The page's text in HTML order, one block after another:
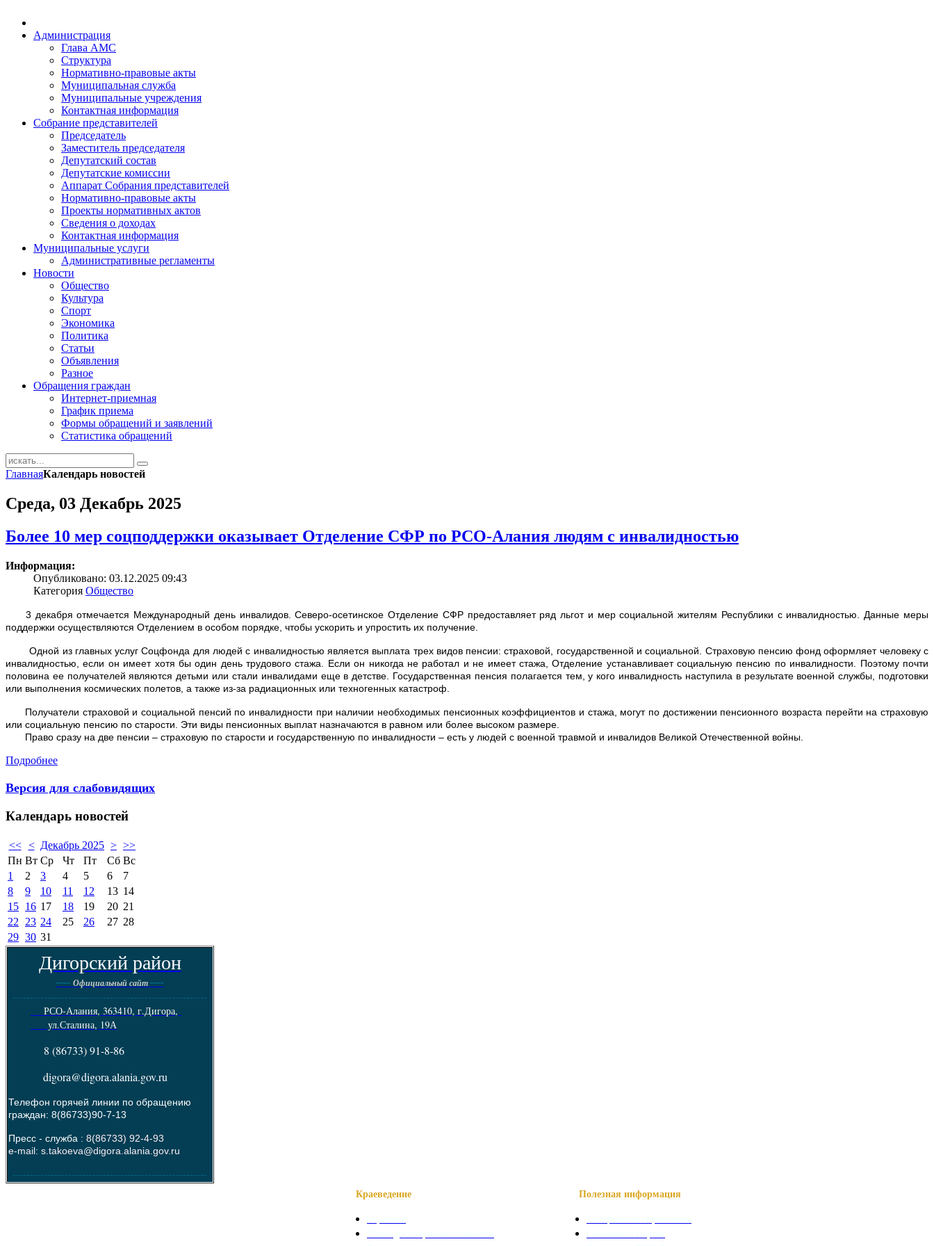
Администрация
Глава АМС
Структура
Нормативно-правовые акты
Муниципальная служба
Муниципальные учреждения
Контактная информация
Собрание представителей
Председатель
Заместитель председателя
Депутатский состав
Депутатские комиссии
Аппарат Собрания представителей
Нормативно-правовые акты
Проекты нормативных актов
Сведения о доходах
Контактная информация
Муниципальные услуги
Административные регламенты
Новости
Общество
Культура
Спорт
Экономика
Политика
Статьи
Объявления
Разное
Обращения граждан
Интернет-приемная
График приема
Формы обращений и заявлений
Статистика обращений
ГлавнаяКалендарь новостей
Среда, 03 Декабрь 2025
Более 10 мер соцподдержки оказывает Отделение СФР по РСО-Алания людям с инвалидностью
Информация:
Опубликовано: 03.12.2025 09:43
Категория Общество
3 декабря отмечается Международный день инвалидов. Северо-осетинское Отделение СФР предоставляет ряд льгот и мер социальной жителям Республики с инвалидностью. Данные меры
поддержки осуществляются Отделением в особом порядке, чтобы ускорить и упростить их получение.
Одной из главных услуг Соцфонда для людей с инвалидностью является выплата трех видов пенсии: страховой, государственной и социальной. Страховую пенсию фонд оформляет человеку с
инвалидностью, если он имеет хотя бы один день трудового стажа. Если он никогда не работал и не имеет стажа, Отделение устанавливает социальную пенсию по инвалидности. Поэтому почти
половина ее получателей являются детьми или стали инвалидами еще в детстве. Государственная пенсия полагается тем, у кого инвалидность наступила в результате военной службы, подготовки
или выполнения космических полетов, а также из-за радиационных или техногенных катастроф.
Получатели страховой и социальной пенсий по инвалидности при наличии необходимых пенсионных коэффициентов и стажа, могут по достижении пенсионного возраста перейти на страховую
или социальную пенсию по старости. Эти виды пенсионных выплат назначаются в равном или более высоком размере.
Право сразу на две пенсии – страховую по старости и государственную по инвалидности – есть у людей с военной травмой и инвалидов Великой Отечественной войны.
Подробнее
Версия для слабовидящих
Календарь новостей
<< < Декабрь 2025 > >>
Пн Вт Ср Чт Пт Сб Вс
1
2 3 4 5 6
7
8
9 10 11 12 13 14
15 16 17 18 19 20 21
22
23 24 25 26 27 28
29 30 31
Дигорский район
---- Официальный сайт----
--------------------------------------------------------
РСО-Алания, 363410, г.Дигора,
ул.Сталина, 19А
8 (86733) 91-8-86
digora@digora.alania.gov.ru
Телефон горячей линии по обращению
граждан: 8(86733)90-7-13
Пресс - служба : 8(86733) 92-4-93
e-mail: s.takoeva@digora.alania.gov.ru
--------------------------------------------------------
Краеведение Полезная информация